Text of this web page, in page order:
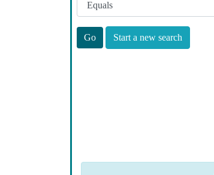
Start a new search